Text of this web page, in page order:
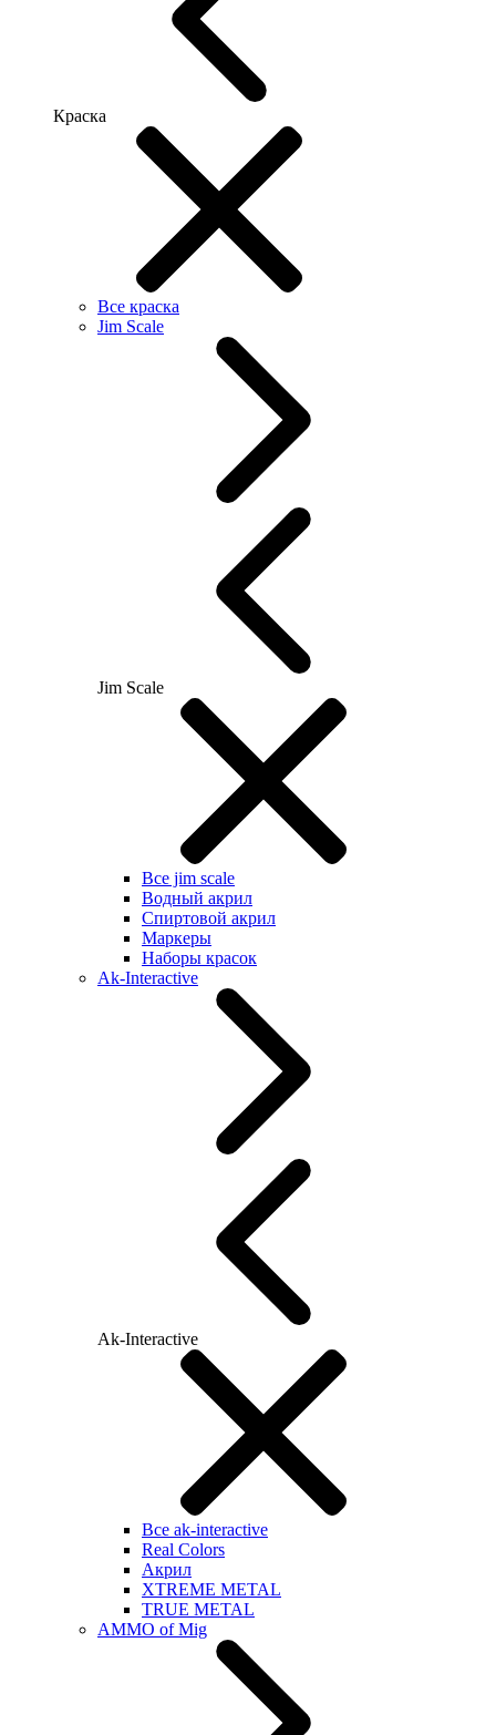
Краска
Все краска
Jim Scale
Jim Scale
Все jim scale
Водный акрил
Спиртовой акрил
Маркеры
Наборы красок
Ak-Interactive
Ak-Interactive
Все ak-interactive
Real Colors
Акрил
XTREME METAL
TRUE METAL
AMMO of Mig